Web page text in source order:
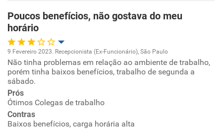
Poucos benefícios, não gostava do meu
horário
Oportunidade de promoção
Conciliação com a vida familiar
9 Fevereiro 2023. Recepcionista (Ex-Funcionário), São Paulo
Não tinha problemas em relação ao ambiente de trabalho,
porém tinha baixos benefícios, trabalho de segunda a
sábado.
Prós
Ótimos Colegas de trabalho
Contras
Baixos benefícios, carga horária alta